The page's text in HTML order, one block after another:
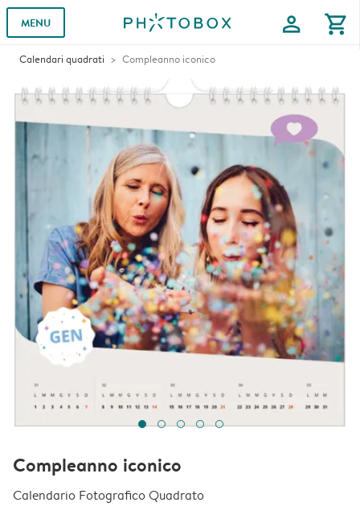
MENU profile shopping_cart
Calendari quadrati Compleanno iconico
Compleanno iconico
Calendario Fotografico Quadrato